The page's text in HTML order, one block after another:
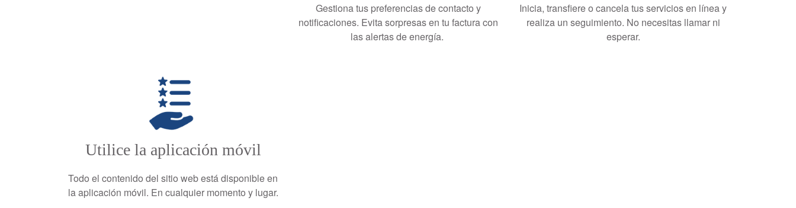
Gestiona tus preferencias de contacto y
notificaciones. Evita sorpresas en tu factura con
las alertas de energía.
Inicia, transfiere o cancela tus servicios en línea y
realiza un seguimiento. No necesitas llamar ni
esperar.
Utilice la aplicación móvil
Todo el contenido del sitio web está disponible en
la aplicación móvil. En cualquier momento y lugar.